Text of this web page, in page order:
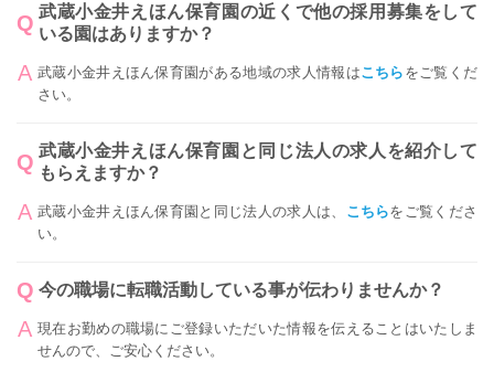
武蔵小金井えほん保育園の近くで他の採用募集をして
いる園はありますか？
武蔵小金井えほん保育園がある地域の求人情報はこちら をご覧くだ
さい。
武蔵小金井えほん保育園と同じ法人の求人を紹介して
もらえますか？
武蔵小金井えほん保育園と同じ法人の求人は、 こちらをご覧くださ
い。
今の職場に転職活動している事が伝わりませんか？
現在お勤めの職場にご登録いただいた情報を伝えることはいたしま
せんので、ご安心ください。